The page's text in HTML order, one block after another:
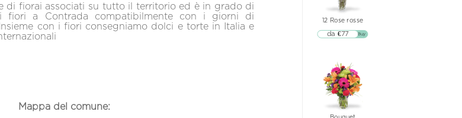
di fiorai associati su tutto il territorio ed è in grado di
fiori a Contrada compatibilmente con i giorni di
con i fiori consegniamo dolci e torte in Italia e
Mappa del comune:
12 Rose rosse
▷▷ Buy
da €77